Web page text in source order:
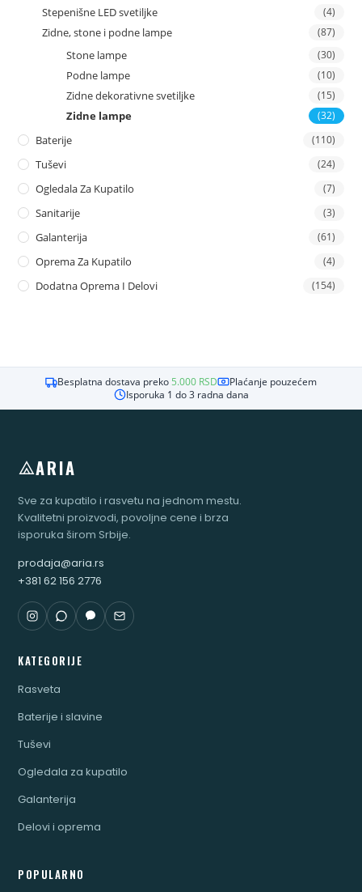
Stepenišne LED svetiljke (4)
Zidne, stone i podne lampe (87)
Stone lampe (30)
Podne lampe (10)
Zidne dekorativne svetiljke (15)
Zidne lampe (32)
Baterije (110)
Tuševi (24)
Ogledala Za Kupatilo (7)
Sanitarije (3)
Galanterija (61)
Oprema Za Kupatilo (4)
Dodatna Oprema I Delovi (154)
Besplatna dostava preko 5.000 RSD
Plaćanje pouzećem
Isporuka 1 do 3 radna dana
ARIA
Sve za kupatilo i rasvetu na jednom mestu.
Kvalitetni proizvodi, povoljne cene i brza
isporuka širom Srbije.
prodaja@aria.rs
+381 62 156 2776
KATEGORIJE
Rasveta
Baterije i slavine
Tuševi
Ogledala za kupatilo
Galanterija
Delovi i oprema
POPULARNO